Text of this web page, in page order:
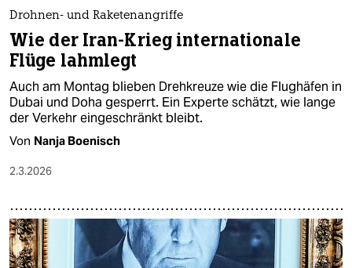
Drohnen- und Raketenangriffe
Wie der Iran-Krieg internationale
Flüge lahmlegt
Auch am Montag blieben Drehkreuze wie die Flughäfen in
Dubai und Doha gesperrt. Ein Experte schätzt, wie lange
der Verkehr eingeschränkt bleibt.
Von Nanja Boenisch
2.3.2026